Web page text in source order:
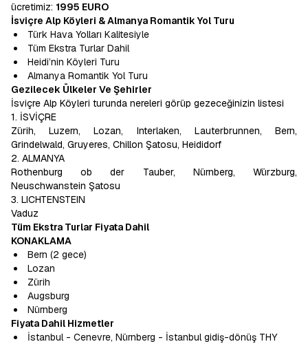
ücretimiz: 1995 EURO
İsviçre Alp Köyleri & Almanya Romantik Yol Turu
Türk Hava Yolları Kalitesiyle
Tüm Ekstra Turlar Dahil
Heidi’nin Köyleri Turu
Almanya Romantik Yol Turu
Gezilecek Ülkeler Ve Şehirler
İsviçre Alp Köyleri turunda nereleri görüp gezeceğinizin listesi
1. İSVİÇRE
Zürih, Luzern, Lozan, Interlaken, Lauterbrunnen, Bern,
Grindelwald, Gruyeres, Chillon Şatosu, Heididorf
2. ALMANYA
Rothenburg ob der Tauber, Nürnberg, Würzburg,
Neuschwanstein Şatosu
3. LICHTENSTEIN
Vaduz
Tüm Ekstra Turlar Fiyata Dahil
KONAKLAMA
Bern (2 gece)
Lozan
Zürih
Augsburg
Nürnberg
Fiyata Dahil Hizmetler
İstanbul - Cenevre, Nürnberg - İstanbul gidiş-dönüş THY